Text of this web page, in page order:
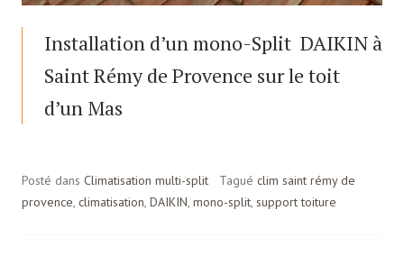
Installation d’un mono-Split DAIKIN à
Saint Rémy de Provence sur le toit
d’un Mas
Posté dans Climatisation multi-split Tagué clim saint rémy de
provence, climatisation, DAIKIN, mono-split, support toiture